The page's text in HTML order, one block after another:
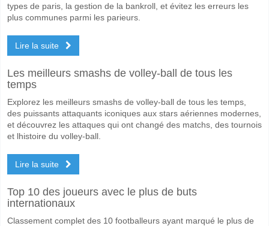
Kidderminster pour le Gagnant du match, avec une probabilité de 46%
Oui pour Les Deux Équipes Marquent, avec un pourcentage de 57%.
Quel sera le résultat correct attendu entre Hereford v
Sur le côté risqué, vous pouvez essayer le Résultat Correct de 1-2
types de paris, la gestion de la bankroll, et évitez les erreurs les
plus communes parmi les parieurs.
Lire la suite
Les meilleurs smashs de volley-ball de tous les
temps
Explorez les meilleurs smashs de volley-ball de tous les temps,
des puissants attaquants iconiques aux stars aériennes modernes,
et découvrez les attaques qui ont changé des matchs, des tournois
et lhistoire du volley-ball.
Lire la suite
Top 10 des joueurs avec le plus de buts
internationaux
Classement complet des 10 footballeurs ayant marqué le plus de